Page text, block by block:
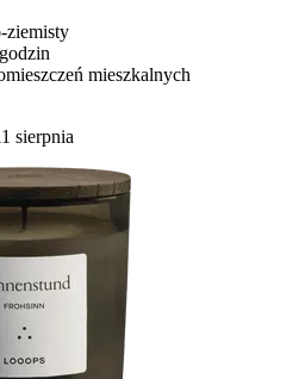
ziemisty
mieszkalnych
sierpnia